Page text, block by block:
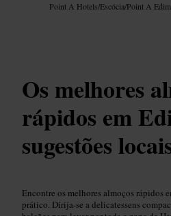
Point A Hotels/Escócia/Point A
Os melhores
rápidos em
sugestões
Encontre os melhores almoços rápidos
prático. Dirija-se a delicatessens